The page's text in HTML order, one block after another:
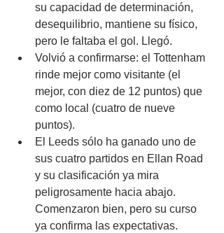
su capacidad de determinación,
desequilibrio, mantiene su físico,
pero le faltaba el gol. Llegó.
Volvió a confirmarse: el Tottenham
rinde mejor como visitante (el
mejor, con diez de 12 puntos) que
como local (cuatro de nueve
puntos).
El Leeds sólo ha ganado uno de
sus cuatro partidos en Ellan Road
y su clasificación ya mira
peligrosamente hacia abajo.
Comenzaron bien, pero su curso
ya confirma las expectativas.